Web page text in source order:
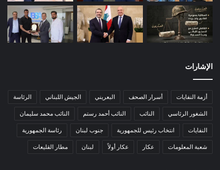
الإشارات
أزمة النفايات أسرار الصحف البعريني الجيش اللبناني الرئاسة
الشغور الرئاسي النائب النائب أحمد رستم النائب محمد سليمان
النفايات انتخاب رئيس للجمهورية جنوب لبنان رئاسة الجمهورية
شعبة المعلومات عكار عكار أولاً لبنان مطار القليعات